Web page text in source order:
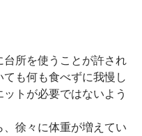
所を使うことが許され
も何も食べずに我慢し
トが必要ではないよう
徐々に体重が増えてい